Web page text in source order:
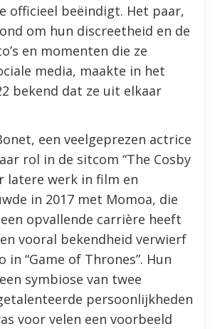
officieel beëindigt. Het paar,
om hun discreetheid en de
en momenten die ze
media, maakte in het
bekend dat ze uit elkaar
een veelgeprezen actrice
rol in de sitcom “The Cosby
latere werk in film en
in 2017 met Momoa, die
opvallende carrière heeft
vooral bekendheid verwierf
in “Game of Thrones”. Hun
symbiose van twee
persoonlijkheden
voor velen een voorbeeld